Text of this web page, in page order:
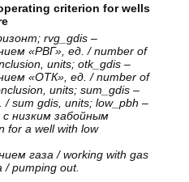
criterion for wells
rvg_gdis –
«РВГ», ед. / numberof
units;otk_gdis –
«ОТК»,ед. / number of
units; sum_gdis –
/ sumgdis, units; low_pbh –
с низким забойным
for a well with low
газа / workingwith gas
pumping out.